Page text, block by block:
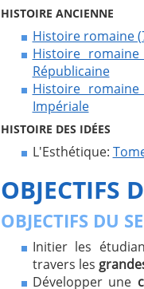
HISTOIRE ANCIENNE
Histoire romaine
Histoire romaine
Républicaine
Histoire romaine
Impériale
HISTOIRE DES IDÉES
L'Esthétique:
OBJECTIFS
OBJECTIFS DU
Initier les
travers les
Développer une